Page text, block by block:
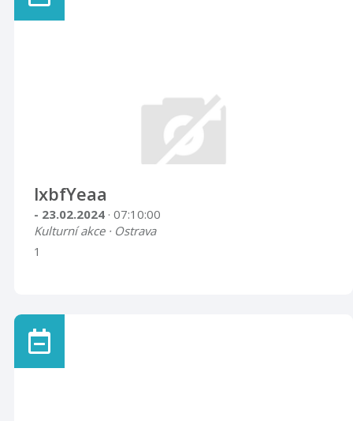
lxbfYeaa
- 23.02.2024 · 07:10:00
Kulturní akce · Ostrava
1